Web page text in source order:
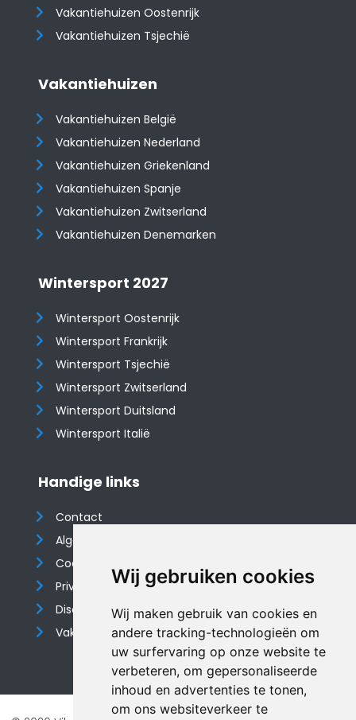
Wij gebruiken cookies
Wij maken gebruik van cookies en
andere tracking-technologieën om
uw surfervaring op onze website te
verbeteren, om gepersonaliseerde
inhoud en advertenties te tonen,
om ons websiteverkeer te
​​​​​​​Vakantiehuizen Oostenrijk
Vakantiehuizen Tsjechië
Vakantiehuizen
Vakantiehuizen België
Vakantiehuizen Nederland
Vakantiehuizen Griekenland
Vakantiehuizen Spanje
​​​​​​​Vakantiehuizen Zwitserland
Vakantiehuizen Denemarken
Wintersport 2027
Wintersport Oostenrijk
Wintersport Frankrijk
Wintersport Tsjechië
Wintersport Zwitserland
Wintersport Duitsland
Wintersport Italië
Handige links
Contact
Algemene voorwaarden
Cookieverklaring
Privacyverklaring
Disclaimer
Vakantiehuis website